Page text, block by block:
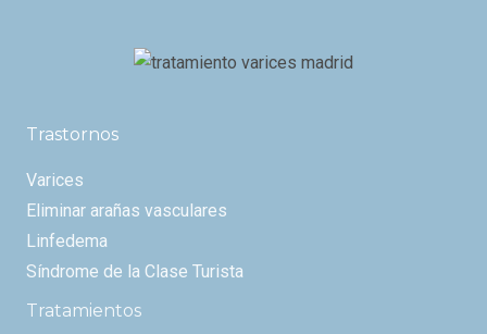
Trastornos
Varices
Eliminar arañas vasculares
Linfedema
Síndrome de la Clase Turista
Tratamientos